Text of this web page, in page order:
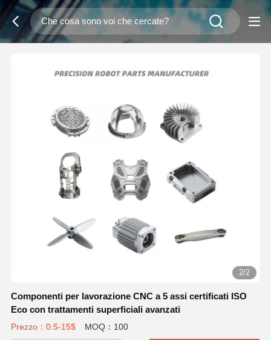
2/2
Componenti per lavorazione CNC a 5 assi certificati ISO
Eco con trattamenti superficiali avanzati
Prezzo：0.5-15$ MOQ：100